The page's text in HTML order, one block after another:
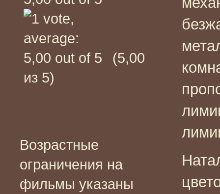
(5,00
из 5)
Возрастные
ограничения на
фильмы указаны